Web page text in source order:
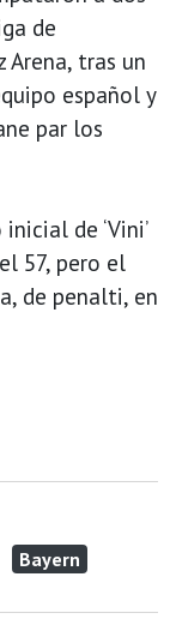
de
Arena, tras un
español y
par los
de ‘Vini’
57, pero el
de penalti, en
Bayern